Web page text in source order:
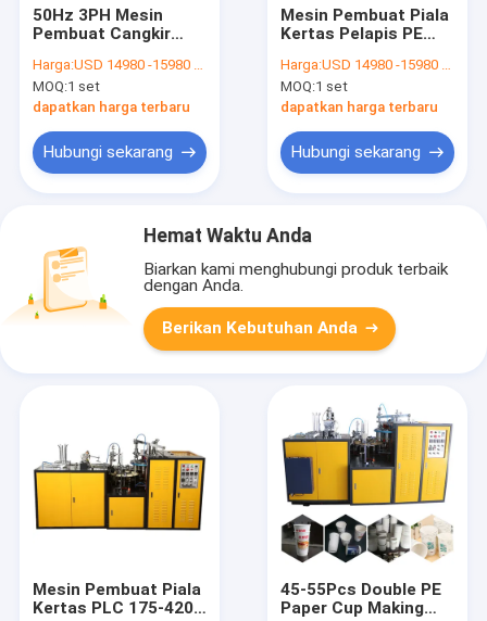
50Hz 3PH Mesin
Pembuat Cangkir
Tinggi Otomatis 50-
55pcs/Min
Harga:USD 14980 -15980 Per Set
MOQ:1 set
dapatkan harga terbaru
Hubungi sekarang
Mesin Pembuat Piala
Kertas Pelapis PE
Otomatis Dengan
Pegangan
Harga:USD 14980 -15980 Per Set
MOQ:1 set
dapatkan harga terbaru
Hubungi sekarang
Hemat Waktu Anda
Biarkan kami menghubungi produk terbaik
dengan Anda.
Berikan Kebutuhan Anda
Mesin Pembuat Piala
Kertas PLC 175-420g
45-55Pcs Double PE
Paper Cup Making